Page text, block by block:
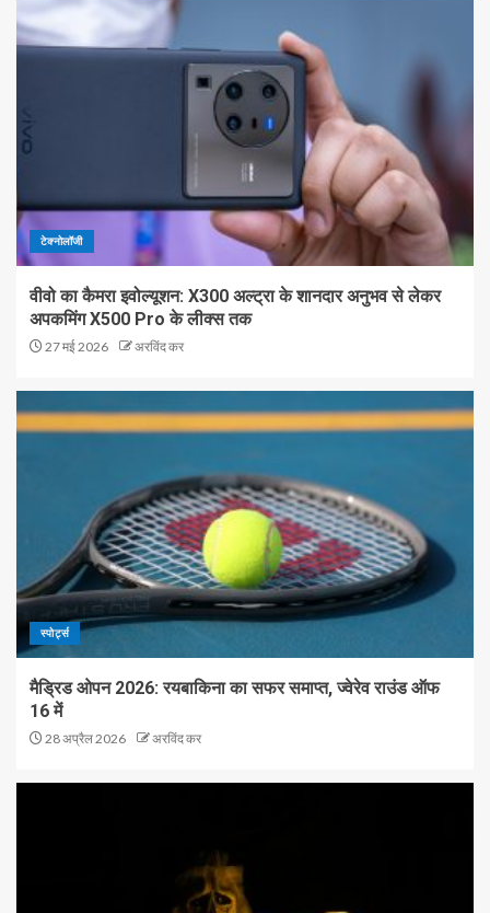
टेक्नोलॉजी
वीवो का कैमरा इवोल्यूशन: X300 अल्ट्रा के शानदार अनुभव से लेकर
अपकमिंग X500 Pro के लीक्स तक
27 मई 2026 अरविंद कर
स्पोर्ट्स
मैड्रिड ओपन 2026: रयबाकिना का सफर समाप्त, ज्वेरेव राउंड ऑफ
16 में
28 अप्रैल 2026 अरविंद कर